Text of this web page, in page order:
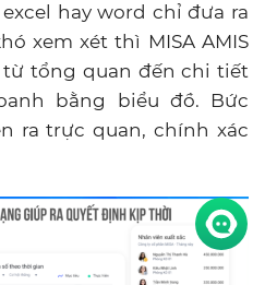
hay word chỉ đưa ra
xem xét thì MISA AMIS
từ tổng quan đến chi tiết
bằng biểu đồ. Bức
ra trực quan, chính xác